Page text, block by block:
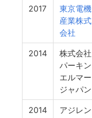
2017
東京電機
産業株式
会社
2014
株式会社
パーキン
エルマー
ジャパン
2014
アジレン